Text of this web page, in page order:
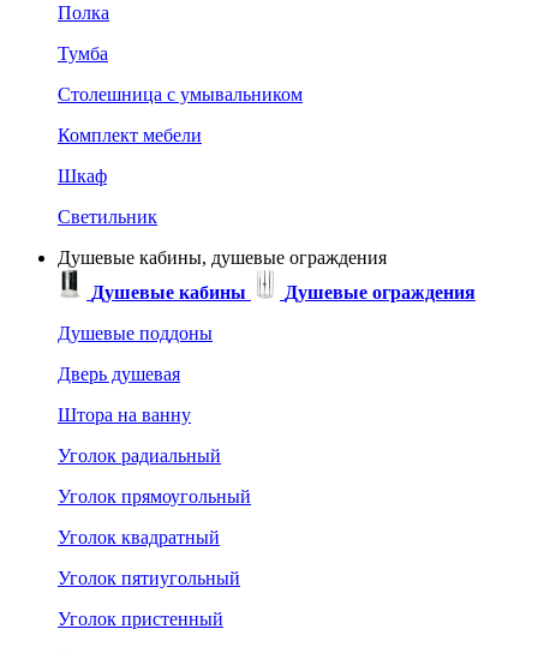
Полка
Тумба
Столешница с умывальником
Комплект мебели
Шкаф
Светильник
Душевые кабины, душевые ограждения
Душевые кабины
Душевые ограждения
Душевые поддоны
Дверь душевая
Штора на ванну
Уголок радиальный
Уголок прямоугольный
Уголок квадратный
Уголок пятиугольный
Уголок пристенный